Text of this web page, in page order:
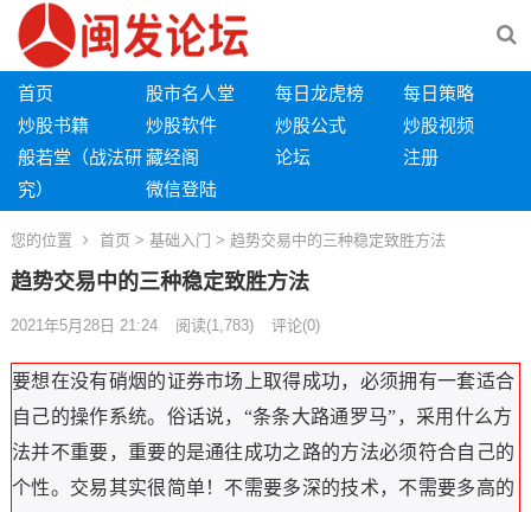
首页 股市名人堂 每日龙虎榜
每日策略
炒股书籍
炒股软件 炒股公式
炒股视频
般若堂（战法研
究）
藏经阁 论坛
注册
微信登陆
您的位置 首页 > 基础入门 > 趋势交易中的三种稳定致胜方法
趋势交易中的三种稳定致胜方法
2021年5月28日 21:24 阅读(1,783) 评论(0)
要想在没有硝烟的证券市场上取得成功，必须拥有一套适合
自己的操作系统。俗话说，“条条大路通罗马”，采用什么方
法并不重要，重要的是通往成功之路的方法必须符合自己的
个性。交易其实很简单！不需要多深的技术，不需要多高的